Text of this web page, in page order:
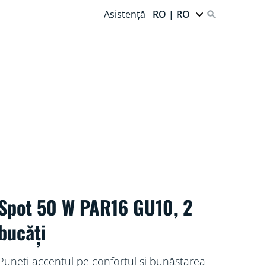
Asistență RO | RO
50 W PAR16 GU10, 2
accentul pe confortul și bunăstarea